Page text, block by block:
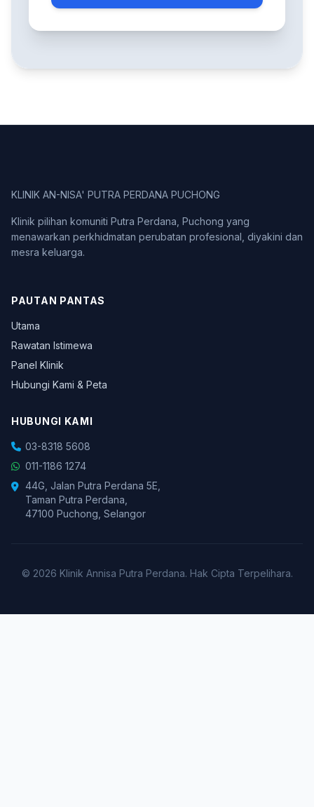
KLINIK AN-NISA' PUTRA PERDANA PUCHONG
Klinik pilihan komuniti Putra Perdana, Puchong yang
menawarkan perkhidmatan perubatan profesional, diyakini dan
mesra keluarga.
PAUTAN PANTAS
Utama
Rawatan Istimewa
Panel Klinik
Hubungi Kami & Peta
HUBUNGI KAMI
03-8318 5608
011-1186 1274
44G, Jalan Putra Perdana 5E,
Taman Putra Perdana,
47100 Puchong, Selangor
© 2026 Klinik Annisa Putra Perdana. Hak Cipta Terpelihara.